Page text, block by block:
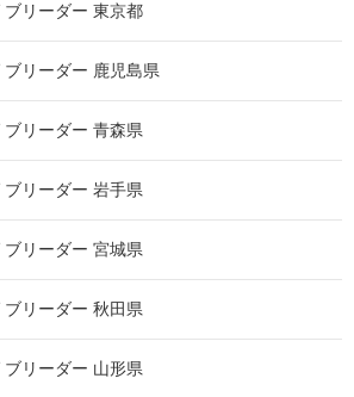
リーダー 東京都
リーダー 鹿児島県
リーダー 青森県
リーダー 岩手県
リーダー 宮城県
リーダー 秋田県
リーダー 山形県